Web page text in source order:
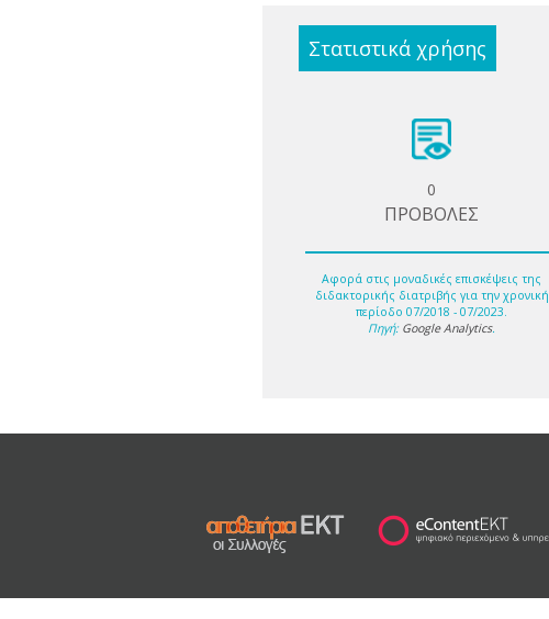
Στατιστικά χρήσης
0
ΠΡΟΒΟΛΕΣ
Αφορά στις μοναδικές επισκέψεις της
διδακτορικής διατριβής για την χρονική
περίοδο 07/2018 - 07/2023.
Πηγή: Google Analytics.